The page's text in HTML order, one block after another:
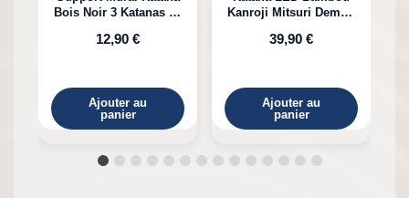
Bois Noir 3 Katanas en
12,90 €
Ajouter au
panier
Kanroji Mitsuri Demon
39,90 €
Ajouter au
panier